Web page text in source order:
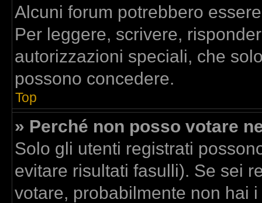
Alcuni forum potrebbero
Per leggere, scrivere,
autorizzazioni speciali, che
possono concedere.
Top
» Perché non posso votare
Solo gli utenti registrati
evitare risultati fasulli). Se sei
votare, probabilmente non hai